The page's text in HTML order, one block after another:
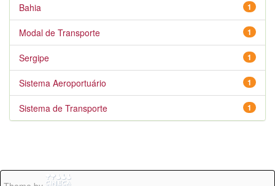
1
Bahia
1
Modal de Transporte
1
Sergipe
1
Sistema Aeroportuário
1
Sistema de Transporte